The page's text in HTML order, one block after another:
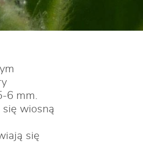
6 mm.
się wiosną
się